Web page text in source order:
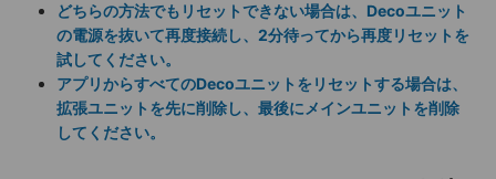
どちらの方法でもリセットできない場合は、Decoユニット
の電源を抜いて再度接続し、2分待ってから再度リセットを
試してください。
アプリからすべてのDecoユニットをリセットする場合は、
拡張ユニットを先に削除し、最後にメインユニットを削除
してください。